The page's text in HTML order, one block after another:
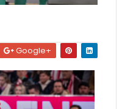
Google+